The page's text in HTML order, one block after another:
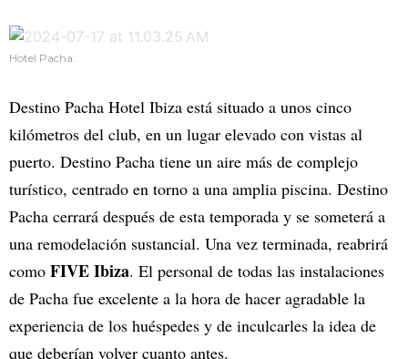
Hotel Pacha.
Destino Pacha Hotel Ibiza está situado a unos cinco
kilómetros del club, en un lugar elevado con vistas al
puerto. Destino Pacha tiene un aire más de complejo
turístico, centrado en torno a una amplia piscina. Destino
Pacha cerrará después de esta temporada y se someterá a
una remodelación sustancial. Una vez terminada, reabrirá
como FIVE Ibiza. El personal de todas las instalaciones
de Pacha fue excelente a la hora de hacer agradable la
experiencia de los huéspedes y de inculcarles la idea de
que deberían volver cuanto antes.